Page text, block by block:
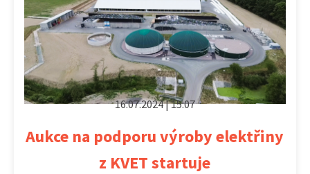
16.07.2024 | 15:07
Aukce na podporu výroby elektřiny
z KVET startuje